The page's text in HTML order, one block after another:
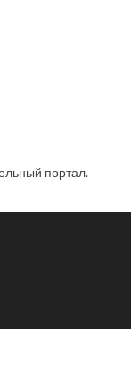
портал.